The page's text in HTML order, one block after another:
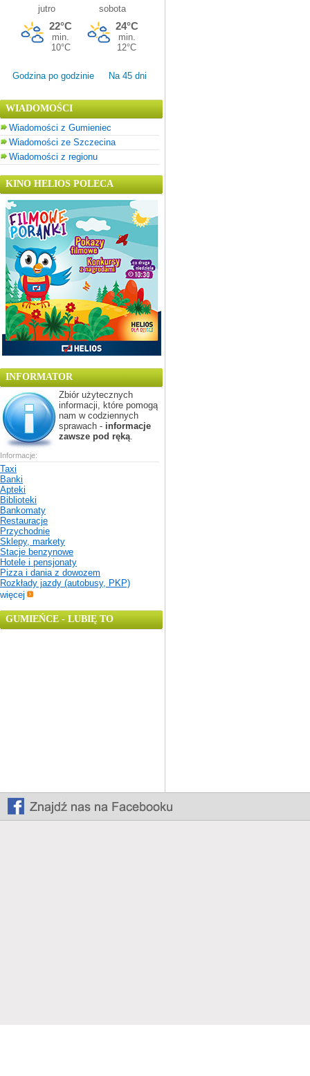
Godzina po godzinie Na 45 dni
WIADOMOŚCI
Wiadomości z Gumieniec
Wiadomości ze Szczecina
Wiadomości z regionu
KINO HELIOS POLECA
INFORMATOR
Zbiór użytecznych
informacji, które pomogą
nam w codziennych
sprawach - informacje
zawsze pod ręką.
Informacje:
Taxi
Banki
Apteki
Biblioteki
Bankomaty
Restauracje
Przychodnie
Sklepy, markety
Stacje benzynowe
Hotele i pensjonaty
Pizza i dania z dowozem
Rozkłady jazdy (autobusy, PKP)
więcej
GUMIEŃCE - LUBIĘ TO